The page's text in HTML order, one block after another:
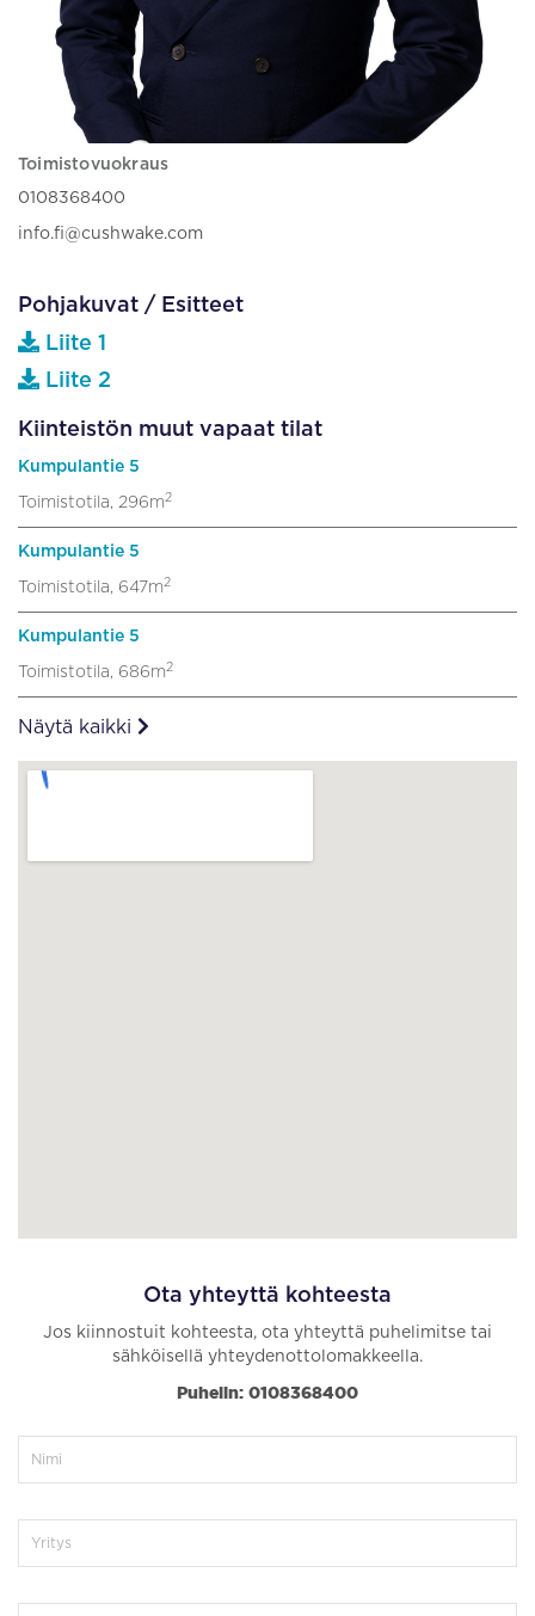
Toimistovuokraus
0108368400
info.fi@cushwake.com
Pohjakuvat / Esitteet
Liite 1
Liite 2
Kiinteistön muut vapaat tilat
Kumpulantie 5
Toimistotila, 296m 2
Kumpulantie 5
Toimistotila, 647m 2
Kumpulantie 5
Toimistotila, 686m 2
Näytä kaikki
Ota yhteyttä kohteesta
Jos kiinnostuit kohteesta, ota yhteyttä puhelimitse tai
sähköisellä yhteydenottolomakkeella.
Puhelin: 0108368400